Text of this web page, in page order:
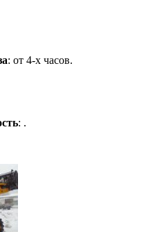
: от 4-х часов.
: .